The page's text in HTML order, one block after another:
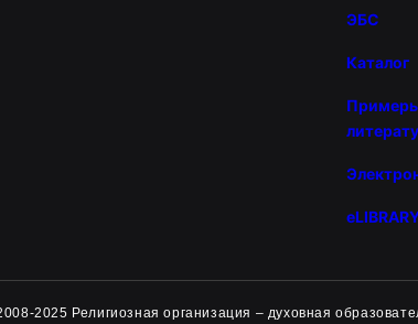
ЭБС
Каталог
2025 Религиозная организация – духовная